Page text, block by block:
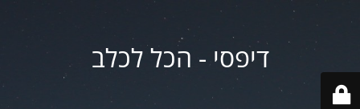
דיפסי - הכל לכלב